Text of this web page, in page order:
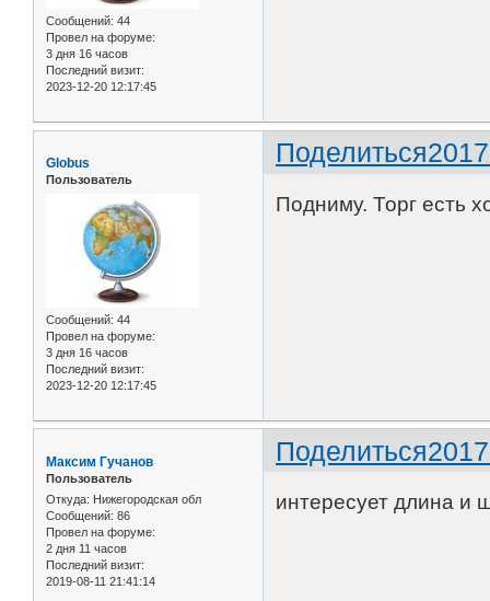
Сообщений: 44
Провел на форуме:
3 дня 16 часов
Последний визит:
2023-12-20 12:17:45
Поделиться
Globus
Пользователь
Сообщений: 44
Провел на форуме:
3 дня 16 часов
Последний визит:
2023-12-20 12:17:45
Подниму. Торг есть
Поделиться
Максим Гучанов
Пользователь
Откуда: Нижегородская обл
Сообщений: 86
Провел на форуме:
2 дня 11 часов
Последний визит:
2019-08-11 21:41:14
интересует длина и